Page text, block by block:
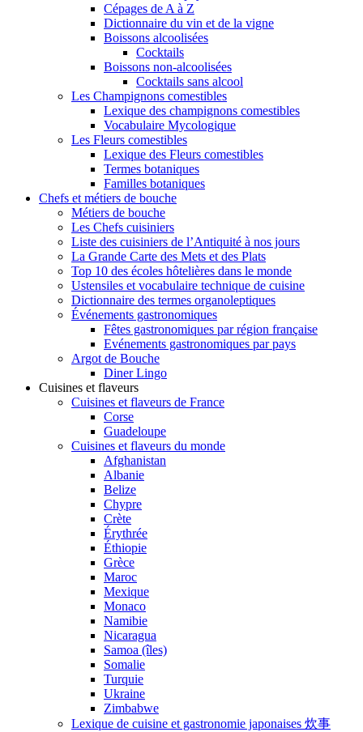
Cépages de A à Z
Dictionnaire du vin et de la vigne
Boissons alcoolisées
Cocktails
Boissons non-alcoolisées
Cocktails sans alcool
Les Champignons comestibles
Lexique des champignons comestibles
Vocabulaire Mycologique
Les Fleurs comestibles
Lexique des Fleurs comestibles
Termes botaniques
Familles botaniques
Chefs et métiers de bouche
Métiers de bouche
Les Chefs cuisiniers
Liste des cuisiniers de l’Antiquité à nos jours
La Grande Carte des Mets et des Plats
Top 10 des écoles hôtelières dans le monde
Ustensiles et vocabulaire technique de cuisine
Dictionnaire des termes organoleptiques
Événements gastronomiques
Fêtes gastronomiques par région française
Evénements gastronomiques par pays
Argot de Bouche
Diner Lingo
Cuisines et flaveurs
Cuisines et flaveurs de France
Corse
Guadeloupe
Cuisines et flaveurs du monde
Afghanistan
Albanie
Belize
Chypre
Crète
Érythrée
Éthiopie
Grèce
Maroc
Mexique
Monaco
Namibie
Nicaragua
Samoa (îles)
Somalie
Turquie
Ukraine
Zimbabwe
Lexique de cuisine et gastronomie japonaises 炊事